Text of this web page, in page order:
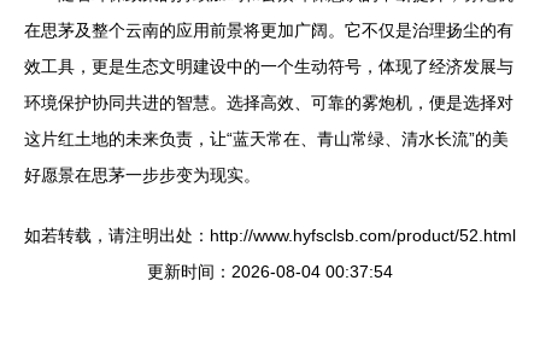
在思茅及整个云南的应用前景将更加广阔。它不仅是治理扬尘的有
效工具，更是生态文明建设中的一个生动符号，体现了经济发展与
环境保护协同共进的智慧。选择高效、可靠的雾炮机，便是选择对
这片红土地的未来负责，让“蓝天常在、青山常绿、清水长流”的美
好愿景在思茅一步步变为现实。
如若转载，请注明出处：http://www.hyfsclsb.com/product/52.html
更新时间：2026-08-04 00:37:54